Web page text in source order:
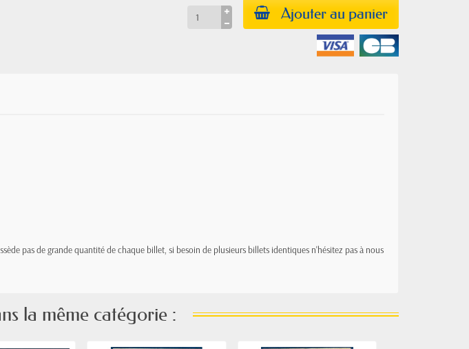
Ajouter au panier
pas de grande quantité de chaque billet, si besoin de plusieurs billets identiques n'hésitez pas à nous
la même catégorie :